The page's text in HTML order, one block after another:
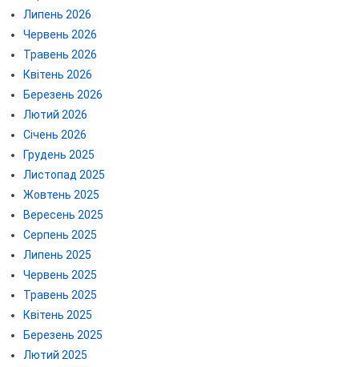
Липень 2026
Червень 2026
Травень 2026
Квітень 2026
Березень 2026
Лютий 2026
Січень 2026
Грудень 2025
Листопад 2025
Жовтень 2025
Вересень 2025
Серпень 2025
Липень 2025
Червень 2025
Травень 2025
Квітень 2025
Березень 2025
Лютий 2025